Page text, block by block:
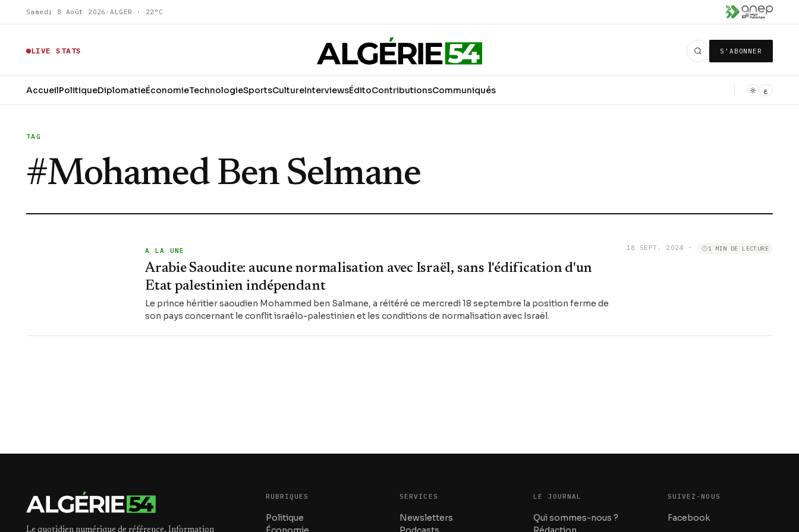
Samedi 8 Août 2026 ·ALGER · 22°C
LIVE STATS S'ABONNER
AccueilPolitiqueDiplomatieÉconomieTechnologieSportsCultureInterviewsÉditoContributionsCommuniqués ع
TAG
#Mohamed Ben Selmane
A LA UNE
Arabie Saoudite: aucune normalisation avec Israël, sans l'édification d'un
Etat palestinien indépendant
Le prince héritier saoudien Mohammed ben Salmane, a réitéré ce mercredi 18 septembre la position ferme de
son pays concernant le conflit israélo-palestinien et les conditions de normalisation avec Israël.
18 SEPT. 2024 · 1 MIN DE LECTURE
Le quotidien numérique de référence. Information
RUBRIQUES
Politique
SERVICES
Newsletters
LE JOURNAL
Qui sommes-nous ?
SUIVEZ-NOUS
Facebook